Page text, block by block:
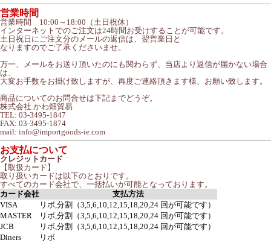
営業時間
営業時間 10:00～18:00（土日祝休）
インターネットでのご注文は24時間お受けすることが可能です。
土日祝日にご注文分のメールの返信は、翌営業日と
なりますのでご了承くださいませ。
万一、メールをお送り頂いたのにも関わらず、当店より返信が届かない場合
は、
大変お手数をお掛け致しますが、再度ご連絡頂きます様、お願い致します。
商品についてのお問合せは下記までどうぞ。
株式会社 かわ畑貿易
TEL: 03-3495-1847
FAX: 03-3495-1874
mail: info@importgoods-ie.com
お支払について
クレジットカード
【取扱カード】
取り扱いカードは以下のとおりです。
すべてのカード会社で、一括払いが可能となっております。
カード会社
支払方法
VISA
リボ,分割（3,5,6,10,12,15,18,20,24 回が可能です）
MASTER
リボ,分割（3,5,6,10,12,15,18,20,24 回が可能です）
JCB
リボ,分割（3,5,6,10,12,15,18,20,24 回が可能です）
Diners
リボ